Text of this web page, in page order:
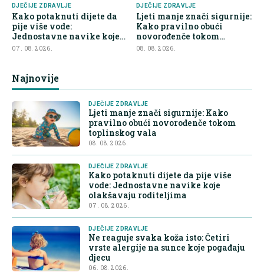
DJEČIJE ZDRAVLJE
Kako potaknuti dijete da
pije više vode:
Jednostavne navike koje
olakšavaju roditeljima
07. 08. 2026.
DJEČIJE ZDRAVLJE
Ljeti manje znači sigurnije:
Kako pravilno obući
novorođenče tokom
toplinskog vala
08. 08. 2026.
Najnovije
DJEČIJE ZDRAVLJE
Ljeti manje znači sigurnije: Kako
pravilno obući novorođenče tokom
toplinskog vala
08. 08. 2026.
DJEČIJE ZDRAVLJE
Kako potaknuti dijete da pije više
vode: Jednostavne navike koje
olakšavaju roditeljima
07. 08. 2026.
DJEČIJE ZDRAVLJE
Ne reaguje svaka koža isto: Četiri
vrste alergije na sunce koje pogađaju
djecu
06. 08. 2026.